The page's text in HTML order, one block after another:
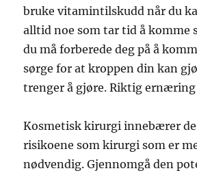
bruke vitamintilskudd når du
alltid noe som tar tid å komme
du må forberede deg på å
sørge for at kroppen din kan
trenger å gjøre. Riktig
Kosmetisk kirurgi innebærer de
risikoene som kirurgi som er
nødvendig. Gjennomgå den